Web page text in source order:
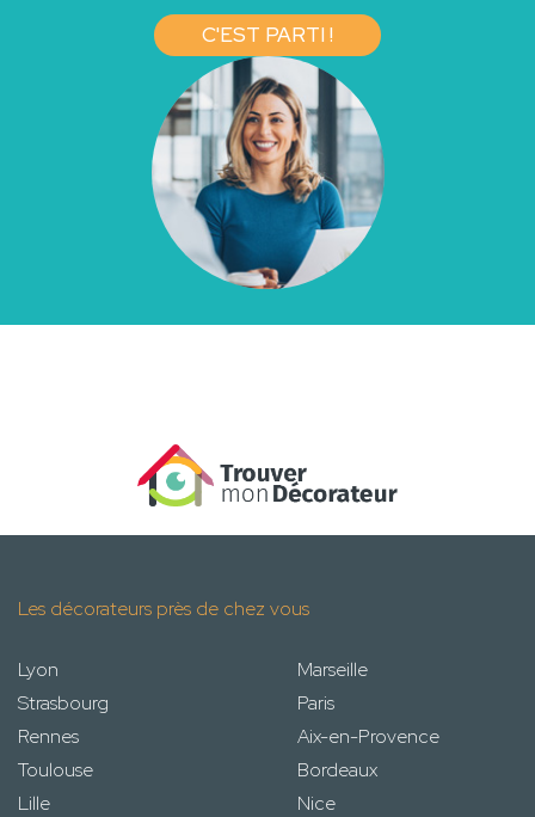
C'EST PARTI !
Les décorateurs près de chez vous
Lyon
Marseille
Strasbourg
Paris
Rennes
Aix-en-Provence
Toulouse
Bordeaux
Lille
Nice